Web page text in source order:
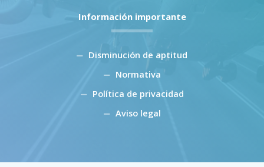
Información importante
Disminución de aptitud
Normativa
Política de privacidad
Aviso legal